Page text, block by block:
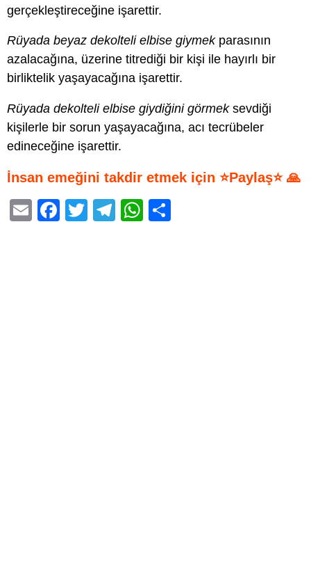
gerçekleştireceğine işarettir.
Rüyada beyaz dekolteli elbise giymekparasının
azalacağına, üzerine titrediği bir kişi ile hayırlı bir
birliktelik yaşayacağına işarettir.
Rüyada dekolteli elbise giydiğini görmeksevdiği
kişilerle bir sorun yaşayacağına, acı tecrübeler
edineceğine işarettir.
İnsan emeğini takdir etmek için ⭐Paylaş⭐ 🙏
E
F
T
T
W